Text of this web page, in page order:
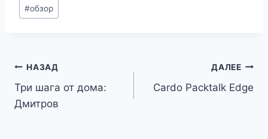
#обзор
Навигация
по
НАЗАД
Три шага от дома:
Дмитров
ДАЛЕЕ
Cardo Packtalk Edge